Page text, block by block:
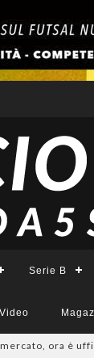
Serie B
Video
ora è ufficiale: